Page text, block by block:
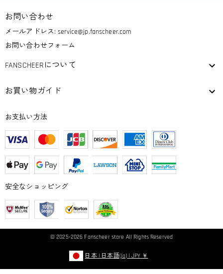
お問い合わせ
メールアドレス:service@jp.fanscheer.com
お問い合わせフォーム
FANSCHEERについて
お買い物ガイド
お支払い方法
安全なショッピング
© 2025-2026 Fanscheerstore All Rights Reserved
日本| 日本語(ja) | JPY ￥